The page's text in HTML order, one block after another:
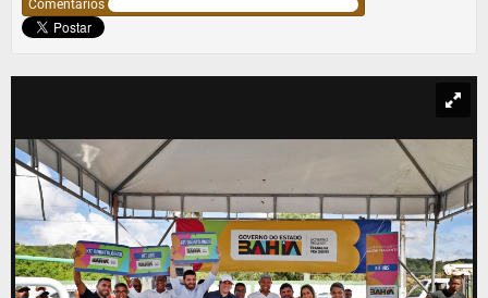
Comentários